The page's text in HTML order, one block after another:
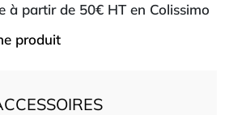
à partir de 50€ HT en Colissimo
produit